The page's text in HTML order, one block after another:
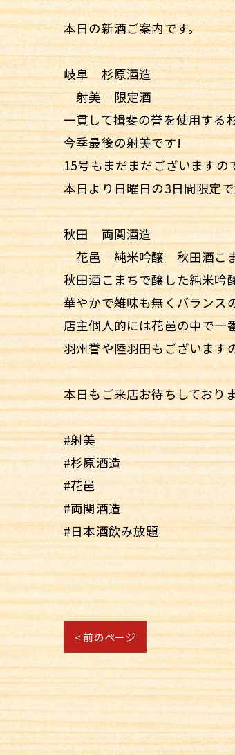
本日の新酒ご案内です。
岐阜 杉原酒造
射美 限定酒
一貫して揖斐の誉を使用する
今季最後の射美です!
15号もまだまだございますの
本日より日曜日の3日間限定
秋田 両関酒造
花邑 純米吟醸 秋田酒こ
秋田酒こまちで醸した純米吟
華やかで雑味も無くバランス
店主個人的には花邑の中で一
羽州誉や陸羽田もございます
本日もご来店お待ちしておりま
#射美
#杉原酒造
#花邑
#両関酒造
#日本酒飲み放題
< 前のページ